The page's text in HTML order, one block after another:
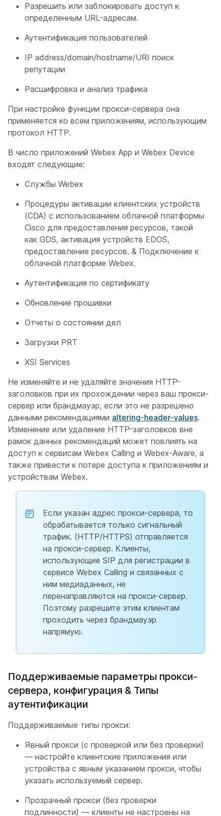
Разрешить или заблокировать доступ к
определенным URL-адресам.
Аутентификация пользователей
IP address/domain/hostname/URI поиск
репутации
Расшифровка и анализ трафика
При настройке функции прокси-сервера она
применяется ко всем приложениям, использующим
протокол HTTP.
В число приложений Webex App и Webex Device
входят следующие:
Службы Webex
Процедуры активации клиентских устройств
(CDA) с использованием облачной платформы
Cisco для предоставления ресурсов, такой
как GDS, активация устройств EDOS,
предоставление ресурсов. & Подключение к
облачной платформе Webex.
Аутентификация по сертификату
Обновление прошивки
Отчеты о состоянии дел
Загрузки PRT
XSI Services
Не изменяйте и не удаляйте значения HTTP-
заголовков при их прохождении через ваш прокси-
сервер или брандмауэр, если это не разрешено
данными рекомендациями altering-header-values.
Изменение или удаление HTTP-заголовков вне
рамок данных рекомендаций может повлиять на
доступ к сервисам Webex Calling и Webex-Aware, а
также привести к потере доступа к приложениям и
устройствам Webex.
Если указан адрес прокси-сервера, то
обрабатывается только сигнальный
трафик. (HTTP/HTTPS) отправляется
на прокси-сервер. Клиенты,
использующие SIP для регистрации в
сервисе Webex Calling и связанных с
ним медиаданных, не
перенаправляются на прокси-сервер.
Поэтому разрешите этим клиентам
проходить через брандмауэр
напрямую.
Поддерживаемые параметры прокси-
сервера, конфигурация & Типы
аутентификации
Поддерживаемые типы прокси:
Явный прокси (с проверкой или без проверки)
— настройте клиентские приложения или
устройства с явным указанием прокси, чтобы
указать используемый сервер.
Прозрачный прокси (без проверки
подлинности) — клиенты не настроены на